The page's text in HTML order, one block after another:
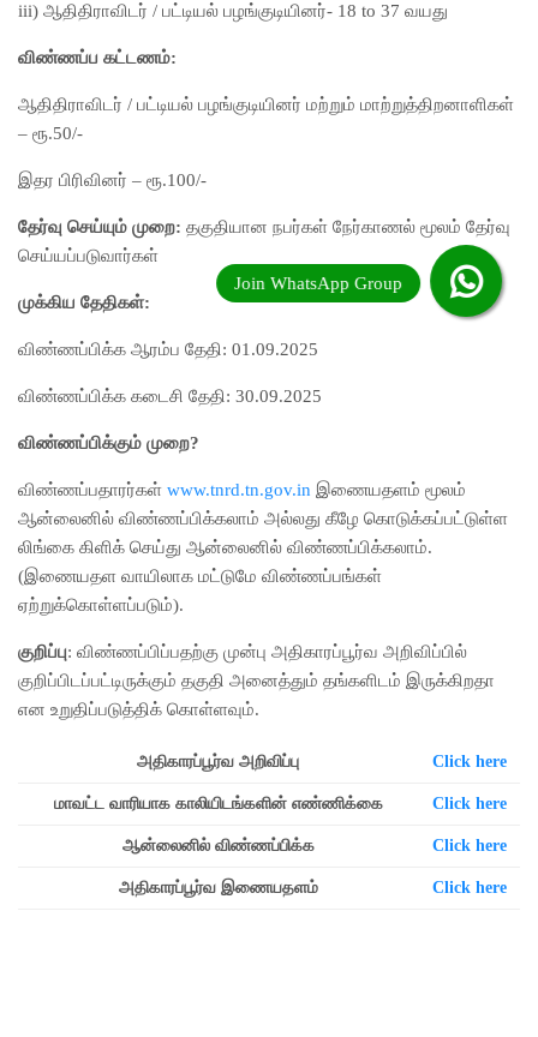
iii) ஆதிதிராவிடர் / பட்டியல் பழங்குடியினர்- 18 to 37 வயது
விண்ணப்ப கட்டணம்:
ஆதிதிராவிடர் / பட்டியல் பழங்குடியினர் மற்றும் மாற்றுத்திறனாளிகள்
– ரூ.50/-
இதர பிரிவினர் – ரூ.100/-
தேர்வு செய்யும் முறை: தகுதியான நபர்கள் நேர்காணல் மூலம் தேர்வு
செய்யப்படுவார்கள்
முக்கிய தேதிகள்:
விண்ணப்பிக்க ஆரம்ப தேதி: 01.09.2025
விண்ணப்பிக்க கடைசி தேதி: 30.09.2025
விண்ணப்பிக்கும் முறை?
விண்ணப்பதாரர்கள் www.tnrd.tn.gov.in இணையதளம் மூலம்
ஆன்லைனில் விண்ணப்பிக்கலாம் அல்லது கீழே கொடுக்கப்பட்டுள்ள
லிங்கை கிளிக் செய்து ஆன்லைனில் விண்ணப்பிக்கலாம்.
(இணையதள வாயிலாக மட்டுமே விண்ணப்பங்கள்
ஏற்றுக்கொள்ளப்படும்).
குறிப்பு: விண்ணப்பிப்பதற்கு முன்பு அதிகாரப்பூர்வ அறிவிப்பில்
குறிப்பிடப்பட்டிருக்கும் தகுதி அனைத்தும் தங்களிடம் இருக்கிறதா
என உறுதிப்படுத்திக் கொள்ளவும்.
அதிகாரப்பூர்வ அறிவிப்பு Click here
மாவட்ட வாரியாக காலியிடங்களின் எண்ணிக்கை Click here
ஆன்லைனில் விண்ணப்பிக்க Click here
அதிகாரப்பூர்வ இணையதளம் Click here